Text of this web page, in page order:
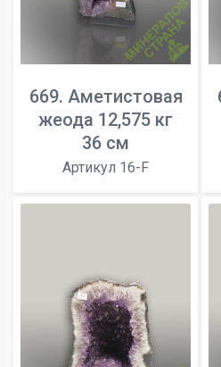
669. Аметистовая
жеода 12,575 кг
36 см
Артикул 16-F